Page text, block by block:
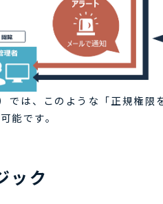
は、このような「正規権限
能です。
ック